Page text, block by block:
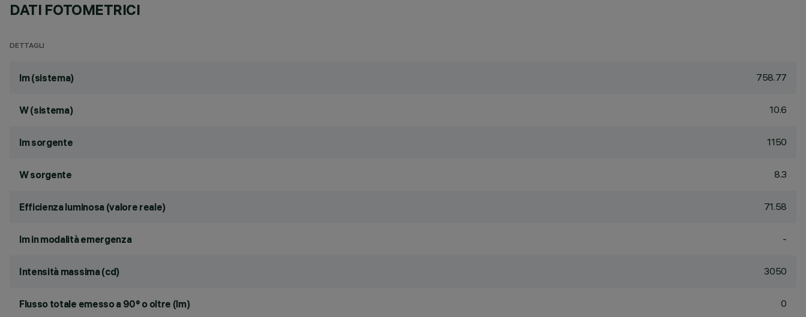
DATI FOTOMETRICI
DETTAGLI
lm (sistema) 758.77
W (sistema) 10.6
lm sorgente 1150
W sorgente 8.3
Efficienza luminosa (valore reale) 71.58
lm in modalità emergenza -
Intensità massima (cd) 3050
Flusso totale emesso a 90° o oltre (lm) 0